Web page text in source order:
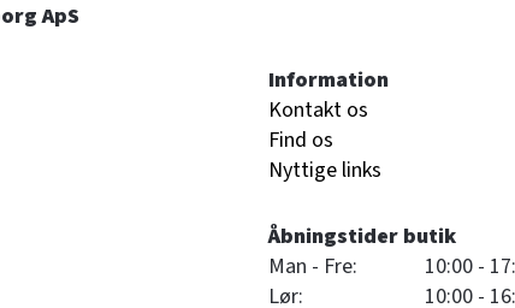
ApS
Information
Kontakt os
Find os
Nyttige links
Åbningstider butik
Man - Fre:
10:00 -
Lør:
10:00 -